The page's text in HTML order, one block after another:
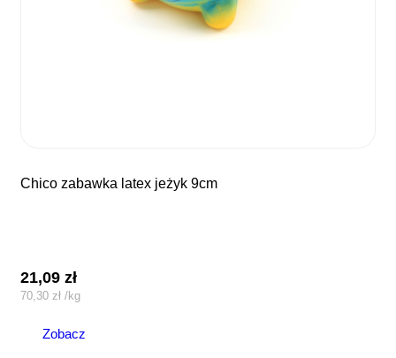
chico zabawka latex jeżyk 9cm
21,09zł
70,30 zł /kg
Zobacz